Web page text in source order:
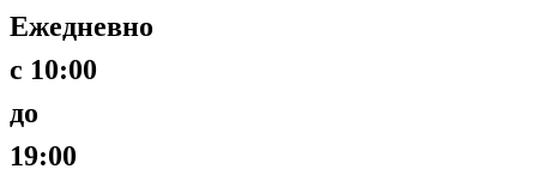
Ежедневно
с 10:00
до
19:00